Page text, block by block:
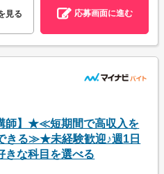
見る 応募画面に進む
師】★≪短期間で高収入を
きる≫★未経験歓迎♪週1日
きな科目を選べる